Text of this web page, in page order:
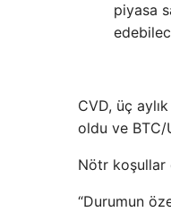
piyasa
CVD, üç
oldu ve BTC/
Nötr koşullar
“Durumun